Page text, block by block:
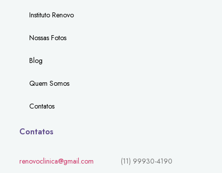
Instituto Renovo
Nossas Fotos
Blog
Quem Somos
Contatos
Contatos
renovoclinica@gmail.com (11) 99930-4190